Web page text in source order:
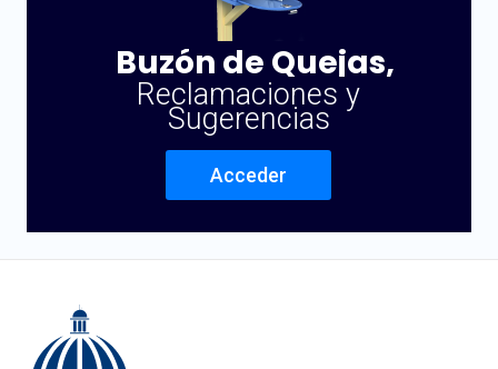
Buzón de Quejas,
Reclamaciones y
Sugerencias
Acceder